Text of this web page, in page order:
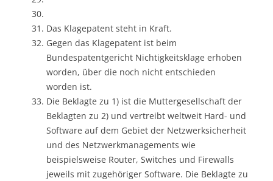
Das Klagepatent steht in Kraft.
Gegen das Klagepatent ist beim
Bundespatentgericht Nichtigkeitsklage erhoben
worden, über die noch nicht entschieden
worden ist.
Die Beklagte zu 1) ist die Muttergesellschaft der
Beklagten zu 2) und vertreibt weltweit Hard- und
Software auf dem Gebiet der Netzwerksicherheit
und des Netzwerkmanagements wie
beispielsweise Router, Switches und Firewalls
jeweils mit zugehöriger Software. Die Beklagte zu